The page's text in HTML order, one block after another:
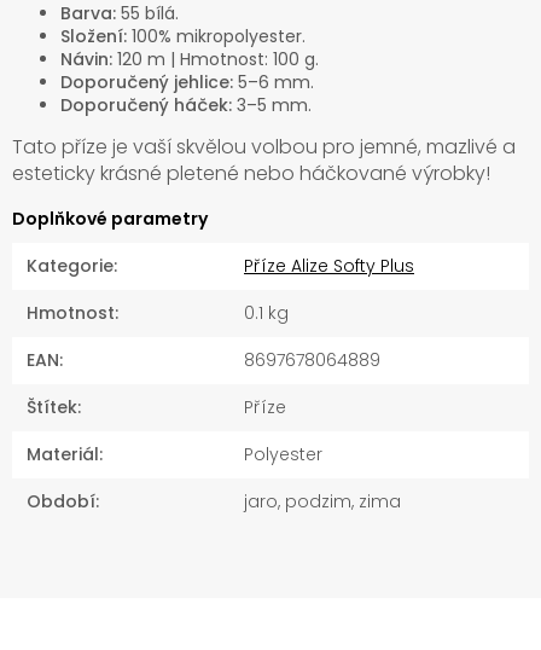
Barva: 55 bílá.
Složení: 100% mikropolyester.
Návin: 120 m | Hmotnost: 100 g.
Doporučený jehlice: 5–6 mm.
Doporučený háček: 3–5 mm.
Tato příze je vaší skvělou volbou pro jemné, mazlivé a
esteticky krásné pletené nebo háčkované výrobky!
Doplňkové parametry
Kategorie:
Příze Alize Softy Plus
Hmotnost:
0.1 kg
EAN:
8697678064889
Štítek:
Příze
Materiál:
Polyester
Období: jaro, podzim, zima